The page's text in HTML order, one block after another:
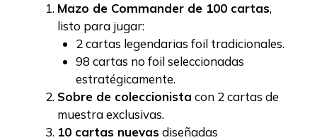
Mazo de Commander de 100 cartas,
listo para jugar:
2 cartas legendarias foil tradicionales.
98 cartas no foil seleccionadas
estratégicamente.
Sobre de coleccionista con 2 cartas de
muestra exclusivas.
10 cartas nuevasdiseñadas